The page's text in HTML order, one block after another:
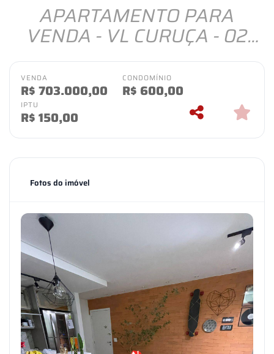
APARTAMENTO PARA
VENDA - VL CURUÇA - 02
QUARTOS - 64M² -
R$703.000,00
VENDA
R$703.000,00
CONDOMÍNIO
R$ 600,00
IPTU
R$150,00
Fotos do imóvel